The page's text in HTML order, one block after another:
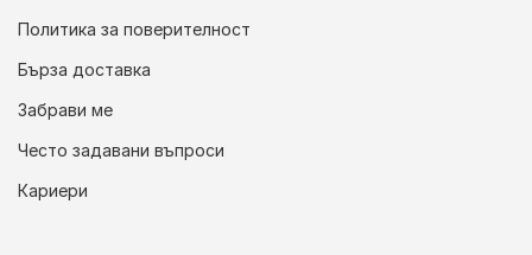
Политика за поверителност
Бърза доставка
Забрави ме
Често задавани въпроси
Кариери